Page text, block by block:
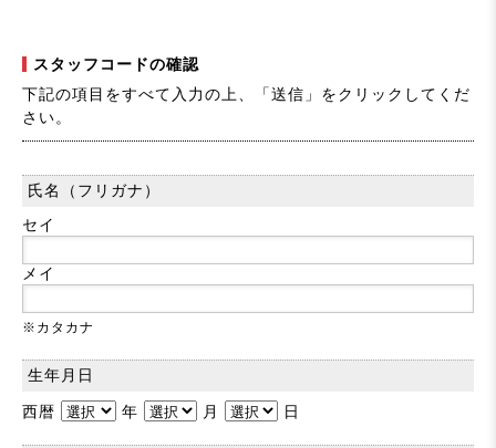
スタッフコードの確認
下記の項目をすべて入力の上、「送信」をクリックしてくだ
さい。
氏名（フリガナ）
セイ
メイ
※カタカナ
生年月日
西暦 年 月 日